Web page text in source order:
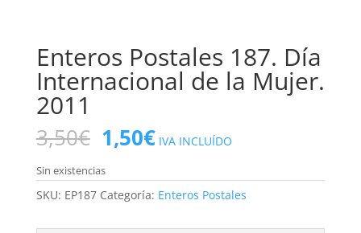
Enteros Postales 187. Día
Internacional de la Mujer.
2011
3,50€ El
precio
original
era:
3,50€.
1,50€El
precio
actual
es:
IVA INCLUÍDO
Sin existencias
SKU: EP187 Categoría: Enteros Postales